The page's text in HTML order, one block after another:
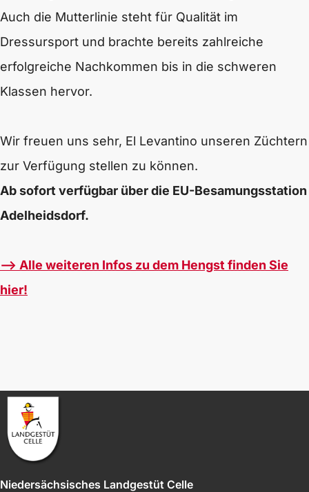
Auch die Mutterlinie steht für Qualität im
Dressursport und brachte bereits zahlreiche
erfolgreiche Nachkommen bis in die schweren
Klassen hervor.
Wir freuen uns sehr, El Levantino unseren Züchtern
zur Verfügung stellen zu können.
Ab sofort verfügbar über die EU-Besamungsstation
Adelheidsdorf.
--> Alle weiteren Infos zu dem Hengst finden Sie
hier!
Niedersächsisches Landgestüt Celle